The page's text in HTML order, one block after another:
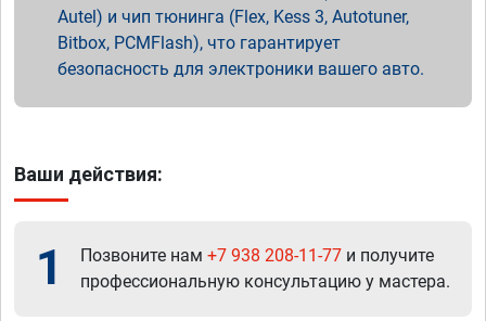
Autel) и чип тюнинга (Flex, Kess 3, Autotuner,
Bitbox, PCMFlash), что гарантирует
безопасность для электроники вашего авто.
Ваши действия:
1 Позвоните нам +7 938 208-11-77 и получите
профессиональную консультацию у мастера.